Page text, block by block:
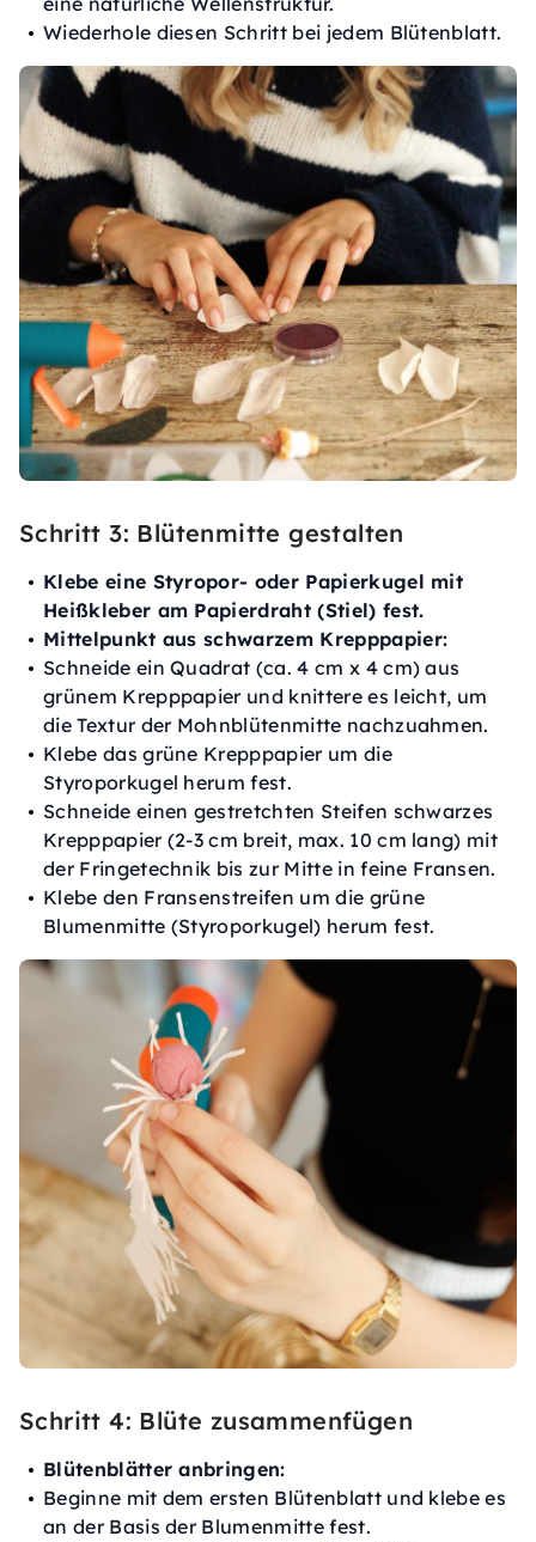
Wiederhole diesen Schritt bei jedem Blütenblatt.
Schritt 3: Blütenmitte gestalten
Klebe eine Styropor- oder Papierkugel mit
Heißkleber am Papierdraht (Stiel) fest.
Mittelpunkt aus schwarzem Krepppapier:
Schneide ein Quadrat (ca. 4 cm x 4 cm) aus
grünem Krepppapier und knittere es leicht, um
die Textur der Mohnblütenmitte nachzuahmen.
Klebe das grüne Krepppapier um die
Styroporkugel herum fest.
Schneide einen gestretchten Steifen schwarzes
Krepppapier (2-3 cm breit, max. 10 cm lang) mit
der Fringetechnik bis zur Mitte in feine Fransen.
Klebe den Fransenstreifen um die grüne
Blumenmitte (Styroporkugel) herum fest.
Schritt 4: Blüte zusammenfügen
Blütenblätter anbringen:
Beginne mit dem ersten Blütenblatt und klebe es
an der Basis der Blumenmitte fest.